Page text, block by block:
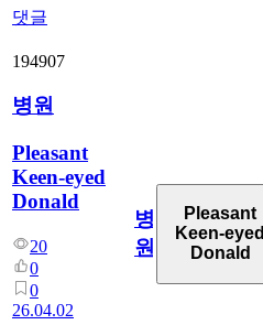
댓글
194907
병원
Pleasant
Keen-eyed
Donald
20
0
0
26.04.02
병
원
Pleasant
Keen-eyed
Donald